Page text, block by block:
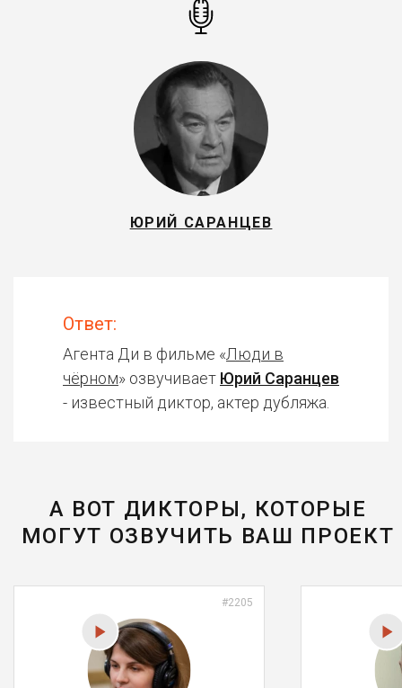
ЮРИЙ САРАНЦЕВ
Ответ:
Агента Ди в фильме «Люди в
чёрном» озвучивает Юрий Саранцев
- известный диктор, актер дубляжа.
А ВОТ ДИКТОРЫ, КОТОРЫЕ
МОГУТ ОЗВУЧИТЬ ВАШ ПРОЕКТ
#2205